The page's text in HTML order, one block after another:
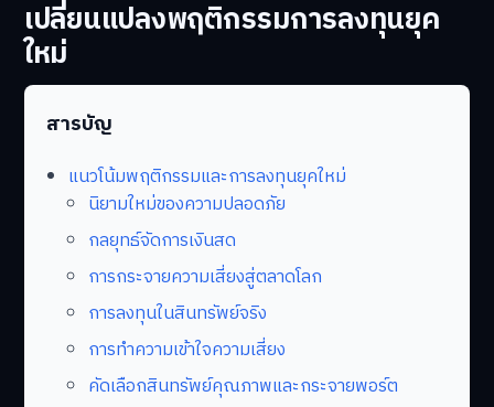
เปลี่ยนแปลงพฤติกรรมการลงทุนยุค
ใหม่
สารบัญ
แนวโน้มพฤติกรรมและการลงทุนยุคใหม่
นิยามใหม่ของความปลอดภัย
กลยุทธ์จัดการเงินสด
การกระจายความเสี่ยงสู่ตลาดโลก
การลงทุนในสินทรัพย์จริง
การทำความเข้าใจความเสี่ยง
คัดเลือกสินทรัพย์คุณภาพและกระจายพอร์ต